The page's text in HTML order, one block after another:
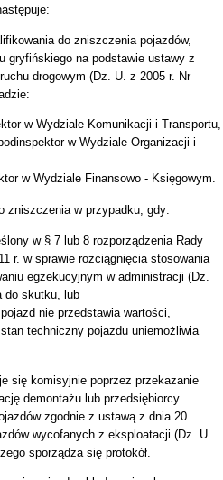
do zniszczenia pojazdów,
gryfińskiego na podstawie ustawy z
drogowym (Dz. U. z 2005 r. Nr
w Wydziale Komunikacji i Transportu,
w Wydziale Organizacji i
w Wydziale Finansowo - Księgowym.
zniszczenia w przypadku, gdy:
w § 7 lub 8 rozporządzenia Rady
r. w sprawie rozciągnięcia stosowania
egzekucyjnym w administracji (Dz.
do skutku, lub
nie przedstawia wartości,
techniczny pojazdu uniemożliwia
się komisyjnie poprzez przekazanie
demontażu lub przedsiębiorcy
zgodnie z ustawą z dnia 20
wycofanych z eksploatacji (Dz. U.
sporządza się protokół.